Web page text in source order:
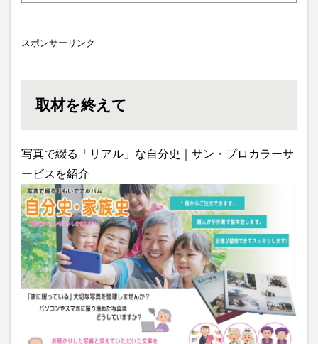
スポンサーリンク
取材を終えて
写真で綴る「リアル」な自分史｜サン・プロカラーサ
ービスを紹介